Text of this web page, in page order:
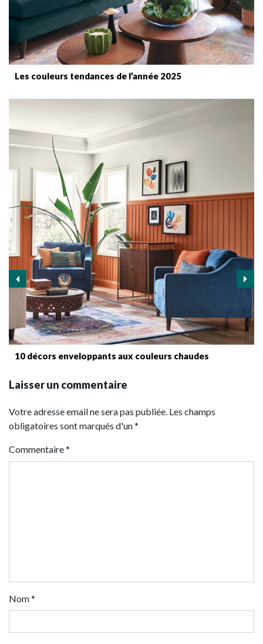
Les couleurs tendances de l’année 2025
10 décors enveloppants aux couleurs chaudes
Laisser un commentaire
Votre adresse email ne sera pas publiée. Les champs
obligatoires sont marqués d'un *
Commentaire*
Nom*